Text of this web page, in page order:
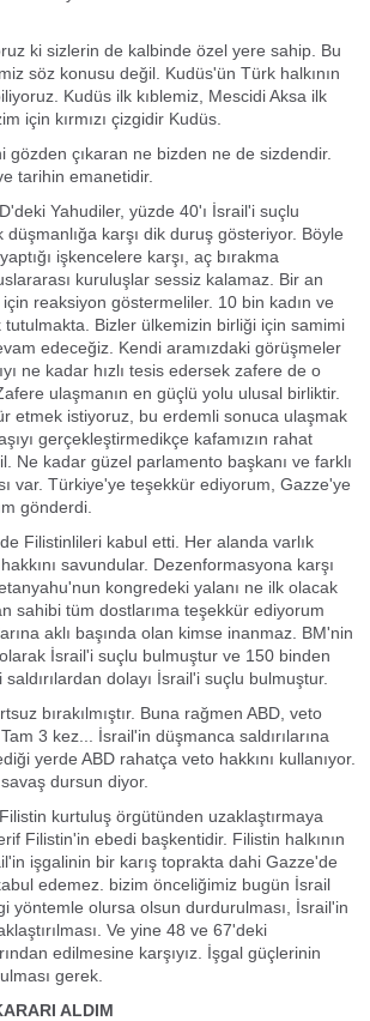
ki sizlerin de kalbinde özel yere sahip. Bu
söz konusu değil. Kudüs'ün Türk halkının
Kudüs ilk kıblemiz, Mescidi Aksa ilk
için kırmızı çizgidir Kudüs.
gözden çıkaran ne bizden ne de sizdendir.
tarihin emanetidir.
Yahudiler, yüzde 40'ı İsrail'i suçlu
düşmanlığa karşı dik duruş gösteriyor. Böyle
işkencelere karşı, aç bırakma
kuruluşlar sessiz kalamaz. Bir an
reaksiyon göstermeliler. 10 bin kadın ve
Bizler ülkemizin birliği için samimi
edeceğiz. Kendi aramızdaki görüşmeler
ne kadar hızlı tesis edersek zafere de o
ulaşmanın en güçlü yolu ulusal birliktir.
etmek istiyoruz, bu erdemli sonuca ulaşmak
gerçekleştirmedikçe kafamızın rahat
Ne kadar güzel parlamento başkanı ve farklı
var. Türkiye'ye teşekkür ediyorum, Gazze'ye
gönderdi.
Filistinlileri kabul etti. Her alanda varlık
savundular. Dezenformasyona karşı
kongredeki yalanı ne ilk olacak
sahibi tüm dostlarıma teşekkür ediyorum
aklı başında olan kimse inanmaz. BM'nin
İsrail'i suçlu bulmuştur ve 150 binden
dolayı İsrail'i suçlu bulmuştur.
bırakılmıştır. Buna rağmen ABD, veto
Tam 3 kez... İsrail'in düşmanca saldırılarına
yerde ABD rahatça veto hakkını kullanıyor.
dursun diyor.
kurtuluş örgütünden uzaklaştırmaya
Filistin'in ebedi başkentidir. Filistin halkının
işgalinin bir karış toprakta dahi Gazze'de
edemez. bizim önceliğimiz bugün İsrail
yöntemle olursa olsun durdurulması, İsrail'in
Ve yine 48 ve 67'deki
edilmesine karşıyız. İşgal güçlerinin
gerek.
ALDIM